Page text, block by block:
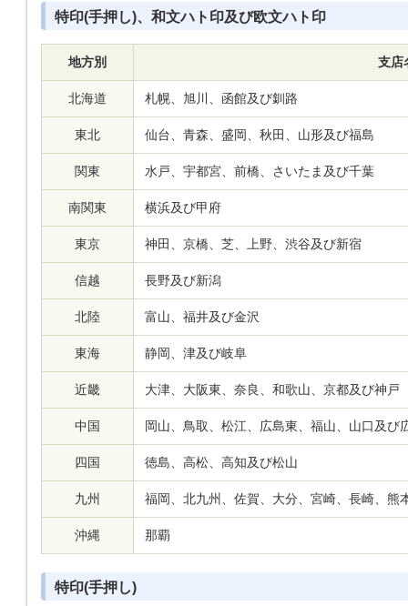
特印(手押し)、和文ハト印及び欧文ハト印
地方別 支店
北海道 札幌、旭川、函館及び釧路
東北 仙台、青森、盛岡、秋田、山形及び福島
関東 水戸、宇都宮、前橋、さいたま及び千葉
南関東 横浜及び甲府
東京 神田、京橋、芝、上野、渋谷及び新宿
信越 長野及び新潟
北陸 富山、福井及び金沢
東海 静岡、津及び岐阜
近畿 大津、大阪東、奈良、和歌山、京都及び神戸
中国 岡山、鳥取、松江、広島東、福山、山口及び
四国 徳島、高松、高知及び松山
九州 福岡、北九州、佐賀、大分、宮崎、長崎、熊
沖縄 那覇
特印(手押し)